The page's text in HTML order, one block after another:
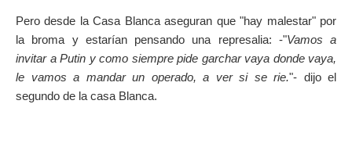
Pero desde la Casa Blanca aseguran que "hay malestar" por
la broma y estarían pensando una represalia: -"Vamos a
invitar a Putin y como siempre pide garchar vaya donde vaya,
le vamos a mandar un operado, a ver si se rie."- dijo el
segundo de la casa Blanca.